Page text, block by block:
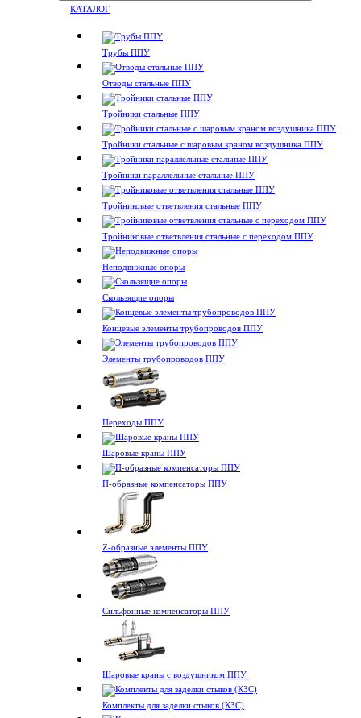
КАТАЛОГ
Трубы ППУ
Отводы стальные ППУ
Тройники стальные ППУ
Тройники стальные с шаровым краном воздушника ППУ
Тройники параллельные стальные ППУ
Тройниковые ответвления стальные ППУ
Тройниковые ответвления стальные с переходом ППУ
Неподвижные опоры
Скользящие опоры
Концевые элементы трубопроводов ППУ
Элементы трубопроводов ППУ
Переходы ППУ
Шаровые краны ППУ
П-образные компенсаторы ППУ
Z-образные элементы ППУ
Сильфонные компенсаторы ППУ
Шаровые краны с воздушником ППУ
Комплекты для заделки стыков (КЗС)